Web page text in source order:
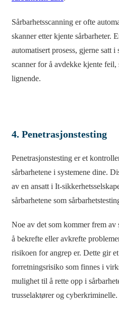
Sårbarhetsscanning er ofte
skanner etter kjente sårbarheter.
automatisert prosess, gjerne satt
scanner for å avdekke kjente
lignende.
4. Penetrasjonstesting
Penetrasjonstesting er et
sårbarhetene i systemene dine.
av en ansatt i It-
sårbarhetene som
Noe av det som kommer frem
å bekrefte eller avkrefte
risikoen for angrep er. Dette gir
forretningsrisiko som finnes i
mulighet til å rette opp i
trusselaktører og cyberkriminelle.